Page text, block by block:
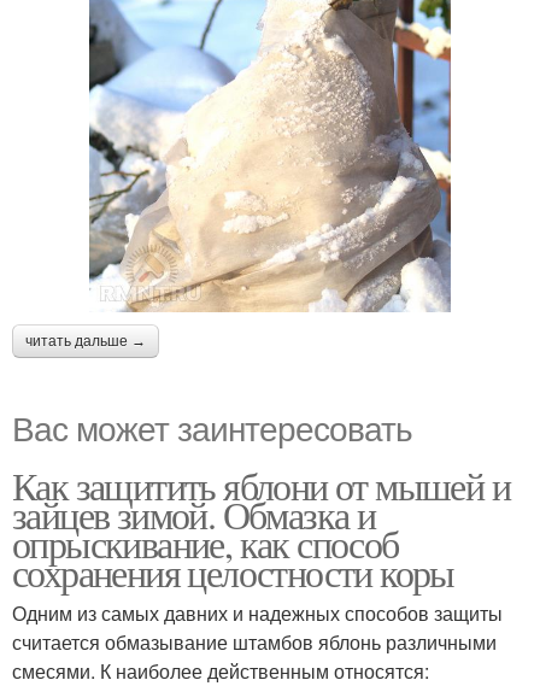
читать дальше →
Вас может заинтересовать
Как защитить яблони от мышей и
зайцев зимой. Обмазка и
опрыскивание, как способ
сохранения целостности коры
Одним из самых давних и надежных способов защиты
считается обмазывание штамбов яблонь различными
смесями. К наиболее действенным относятся: